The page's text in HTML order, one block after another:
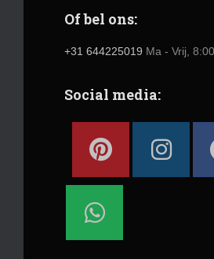
Of bel ons:
+31 644225019 Ma - Vrij,
Social media: